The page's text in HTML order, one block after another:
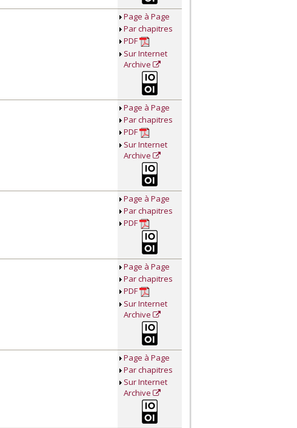
Page à Page
Par chapitres
PDF
Sur Internet
Archive
Page à Page
Par chapitres
PDF
Sur Internet
Archive
Page à Page
Par chapitres
PDF
Page à Page
Par chapitres
PDF
Sur Internet
Archive
Page à Page
Par chapitres
Sur Internet
Archive